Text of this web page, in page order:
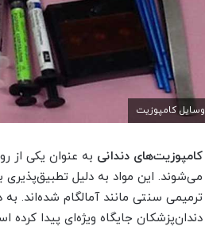
وسایل کامپوزیت
کامپوزیت‌های دندانی به عنوان یکی از
می‌شوند. این مواد به دلیل تطبیق‌پذیری
ترمیمی سنتی مانند آمالگام شده‌اند.
دندان‌پزشکان جایگاه ویژه‌ای پیدا کرده